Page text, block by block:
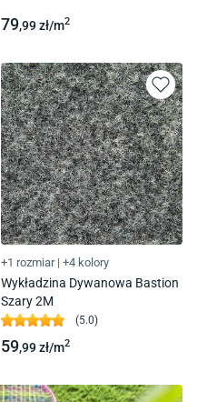
79,99zł/m2
+1 rozmiar | +4 kolory
Wykładzina Dywanowa Bastion
Szary 2M
(5.0)
59,99zł/m2